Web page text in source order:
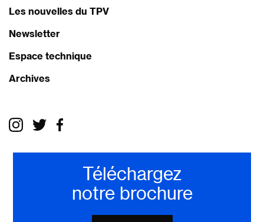
Les nouvelles du TPV
Newsletter
Espace technique
Archives
Téléchargez
notre brochure